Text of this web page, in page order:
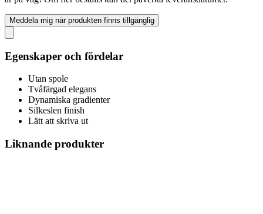
Meddela mig när produkten finns tillgänglig
Egenskaper och fördelar
Utan spole
Tvåfärgad elegans
Dynamiska gradienter
Silkeslen finish
Lätt att skriva ut
Liknande produkter